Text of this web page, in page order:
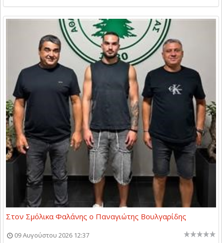
Στον Σμόλικα Φαλάνης ο Παναγιώτης Βουλγαρίδης
09 Αυγούστου 2026 12:37